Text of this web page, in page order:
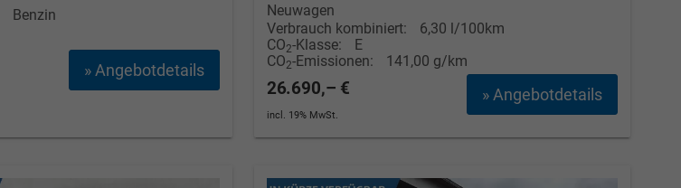
Benzin
» Angebotdetails
Neuwagen
Verbrauch kombiniert:
6,30 l/100km
CO2-Klasse:
E
CO2-Emissionen: 141,00 g/km
» Angebotdetails
26.690,– €
incl. 19% MwSt.